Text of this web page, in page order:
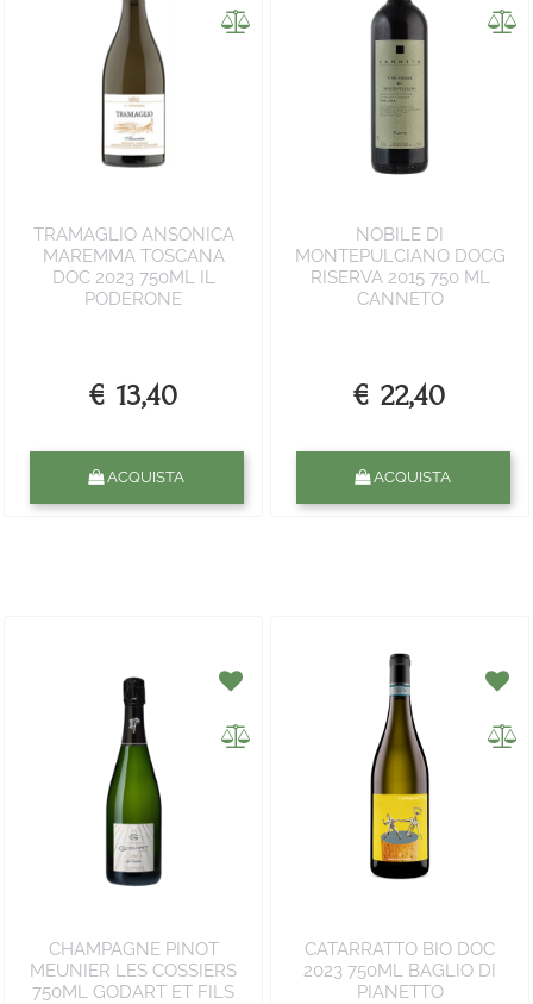
TRAMAGLIO ANSONICA
MAREMMA TOSCANA
DOC 2023 750ML IL
PODERONE
€ 13,40
ACQUISTA
NOBILE DI
MONTEPULCIANO DOCG
RISERVA 2015 750 ML
CANNETO
€ 22,40
ACQUISTA
CHAMPAGNE PINOT
MEUNIER LES COSSIERS
750ML GODART ET FILS
CATARRATTO BIO DOC
2023 750ML BAGLIO DI
PIANETTO